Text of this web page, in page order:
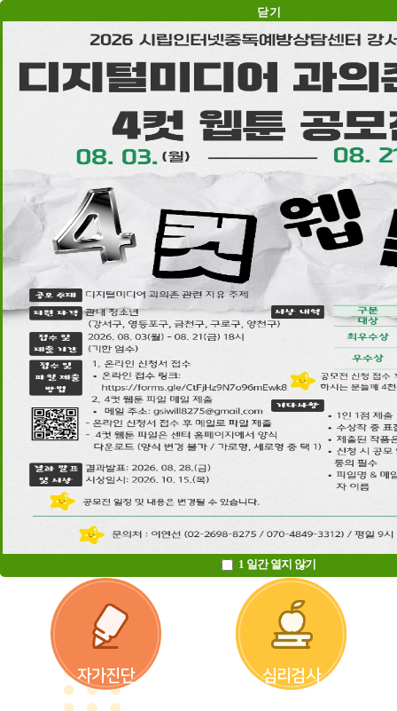
시립인터넷중독예방상담센터
공지사항
2026 시립인터넷중독예방상담센터 「이슈레터」 창간호
보도자료
[베스트 타임즈] 강서 아이윌센터, 청소년 미디어 과의존 예방 및 상담 제공
자가진단 심리검사
닫 기
1 일간 열지 않기